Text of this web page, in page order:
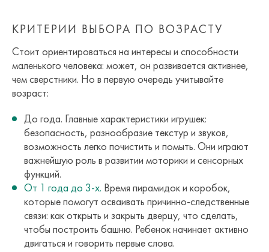
КРИТЕРИИ ВЫБОРА ПО ВОЗРАСТУ
Стоит ориентироваться на интересы и способности
маленького человека: может, он развивается активнее,
чем сверстники. Но в первую очередь учитывайте
возраст:
До года. Главные характеристики игрушек:
безопасность, разнообразие текстур и звуков,
возможность легко почистить и помыть. Они играют
важнейшую роль в развитии моторики и сенсорных
функций.
От 1 года до 3-х. Время пирамидок и коробок,
которые помогут осваивать причинно-следственные
связи: как открыть и закрыть дверцу, что сделать,
чтобы построить башню. Ребенок начинает активно
двигаться и говорить первые слова.